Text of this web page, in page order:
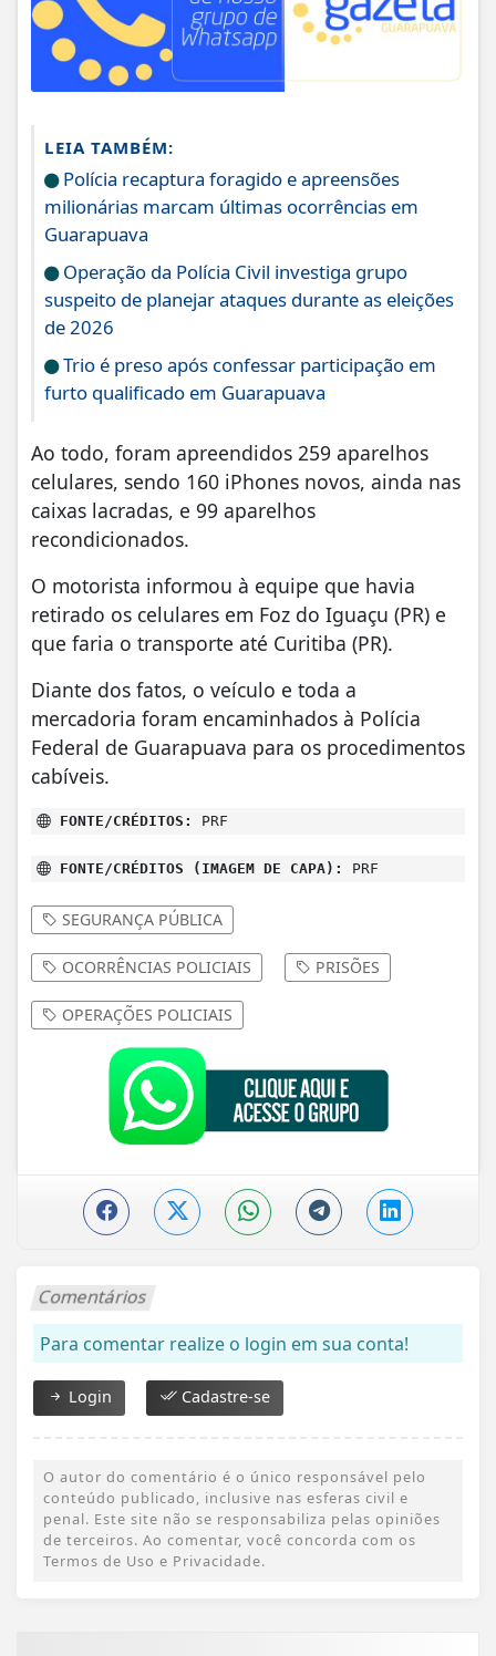
LEIA TAMBÉM:
Polícia recaptura foragido e apreensões
milionárias marcam últimas ocorrências em
Guarapuava
Operação da Polícia Civil investiga grupo
suspeito de planejar ataques durante as eleições
de 2026
Trio é preso após confessar participação em
furto qualificado em Guarapuava
Ao todo, foram apreendidos 259 aparelhos
celulares, sendo 160 iPhones novos, ainda nas
caixas lacradas, e 99 aparelhos
recondicionados.
O motorista informou à equipe que havia
retirado os celulares em Foz do Iguaçu (PR) e
que faria o transporte até Curitiba (PR).
Diante dos fatos, o veículo e toda a
mercadoria foram encaminhados à Polícia
Federal de Guarapuava para os procedimentos
cabíveis.
FONTE/CRÉDITOS: PRF
FONTE/CRÉDITOS (IMAGEM DE CAPA): PRF
SEGURANÇA PÚBLICA
OCORRÊNCIAS POLICIAIS PRISÕES
OPERAÇÕES POLICIAIS
Comentários
Para comentar realize o login em sua conta!
Login Cadastre-se
O autor do comentário é o único responsável pelo
conteúdo publicado, inclusive nas esferas civil e
penal. Este site não se responsabiliza pelas opiniões
de terceiros. Ao comentar, você concorda com os
Termos de Uso e Privacidade.